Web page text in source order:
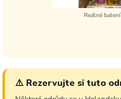
Reálné
⚠️ Rezervujte si tuto